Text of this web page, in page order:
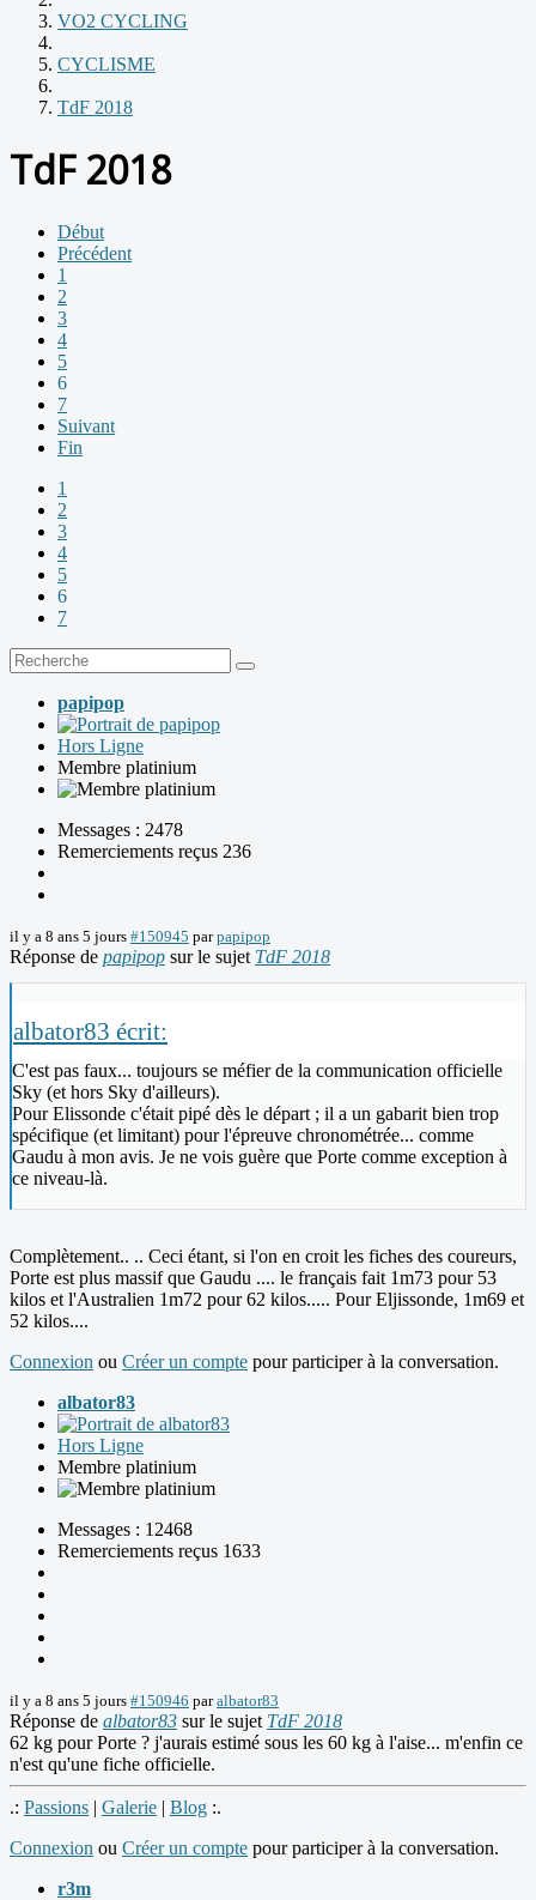
VO2 CYCLING
CYCLISME
TdF 2018
TdF 2018
Début
Précédent
1
2
3
4
5
6
7
Suivant
Fin
1
2
3
4
5
6
7
papipop
Hors Ligne
Membre platinium
Messages : 2478
Remerciements reçus 236
il y a 8 ans 5 jours #150945 parpapipop
Réponse de papipop sur le sujet TdF 2018
albator83 écrit:
C'est pas faux... toujours se méfier de la communication officielle
Sky (et hors Sky d'ailleurs).
Pour Elissonde c'était pipé dès le départ ; il a un gabarit bien trop
spécifique (et limitant) pour l'épreuve chronométrée... comme
Gaudu à mon avis. Je ne vois guère que Porte comme exception à
ce niveau-là.
Complètement.. .. Ceci étant, si l'on en croit les fiches des coureurs,
Porte est plus massif que Gaudu .... le français fait 1m73 pour 53
kilos et l'Australien 1m72 pour 62 kilos..... Pour Eljissonde, 1m69 et
52 kilos....
Connexion ou Créer un compte pour participer à la conversation.
albator83
Hors Ligne
Membre platinium
Messages : 12468
Remerciements reçus 1633
il y a 8 ans 5 jours #150946 paralbator83
Réponse de albator83 sur le sujet TdF 2018
62 kg pour Porte ? j'aurais estimé sous les 60 kg à l'aise... m'enfin ce
n'est qu'une fiche officielle.
.: Passions | Galerie | Blog :.
Connexion ou Créer un compte pour participer à la conversation.
r3m